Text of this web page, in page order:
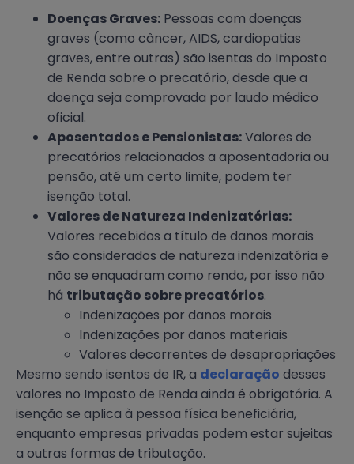
Doenças Graves: Pessoas com doenças
graves (como câncer, AIDS, cardiopatias
graves, entre outras) são isentas do Imposto
de Renda sobre o precatório, desde que a
doença seja comprovada por laudo médico
oficial.
Aposentados e Pensionistas:Valores de
precatórios relacionados a aposentadoria ou
pensão, até um certo limite, podem ter
isenção total.
Valores de Natureza Indenizatórias:
Valores recebidos a título de danos morais
são considerados de natureza indenizatória e
não se enquadram como renda, por isso não
há tributação sobre precatórios.
Indenizações por danos morais
Indenizações por danos materiais
Valores decorrentes de desapropriações
Mesmo sendo isentos de IR, a declaração desses
valores no Imposto de Renda ainda é obrigatória. A
isenção se aplica à pessoa física beneficiária,
enquanto empresas privadas podem estar sujeitas
a outras formas de tributação.